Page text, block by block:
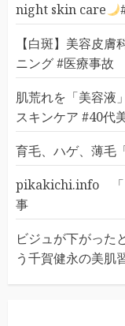
night skin care
【白斑】美容皮
ニング #医療事故
肌荒れを「美容液
スキンケア #40代
育毛、ハゲ、薄毛
pikakichi.info 「
事
ビジュが下がった
う千賀健永の美肌